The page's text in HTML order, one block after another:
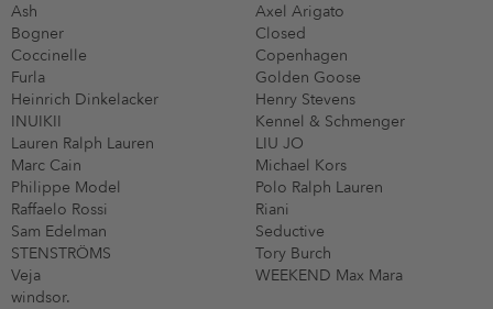
Ash
Axel Arigato
Bogner
Closed
Coccinelle
Copenhagen
Furla
Golden Goose
Heinrich Dinkelacker
Henry Stevens
INUIKII
Kennel & Schmenger
Lauren Ralph Lauren
LIU JO
Marc Cain
Michael Kors
Philippe Model
Polo Ralph Lauren
Raffaelo Rossi
Riani
Sam Edelman
Seductive
STENSTRÖMS
Tory Burch
Veja
WEEKEND Max Mara
windsor.